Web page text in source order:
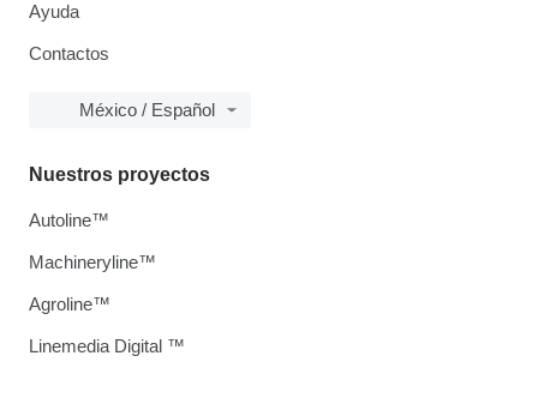
Ayuda
Contactos
México / Español
Nuestros proyectos
Autoline™
Machineryline™
Agroline™
Linemedia Digital ™